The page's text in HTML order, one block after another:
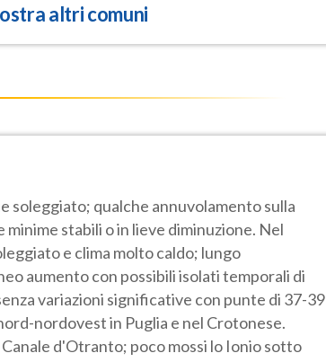
altri comuni
soleggiato; qualche annuvolamento sulla
stabili o in lieve diminuzione. Nel
e clima molto caldo; lungo
aumento con possibili isolati temporali di
variazioni significative con punte di 37-39
nordovest in Puglia e nel Crotonese.
d'Otranto; poco mossi lo Ionio sotto